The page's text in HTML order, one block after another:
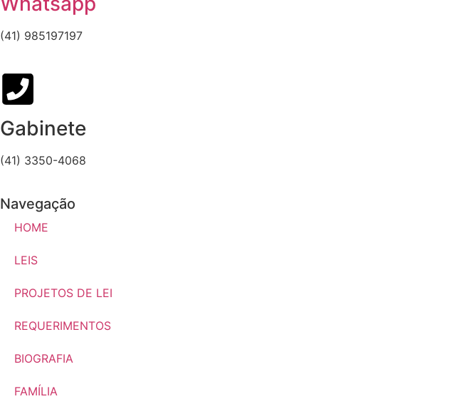
(41) 985197197
Gabinete
(41) 3350-4068
Navegação
HOME
LEIS
PROJETOS DE LEI
REQUERIMENTOS
BIOGRAFIA
FAMÍLIA